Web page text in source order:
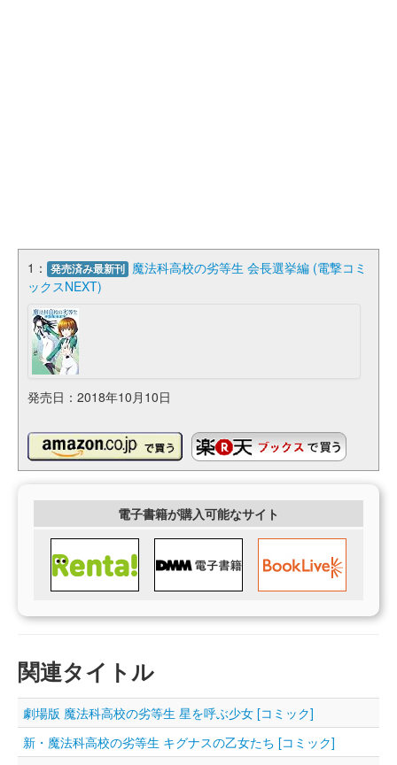
1： 発売済み最新刊 魔法科高校の劣等生 会長選挙編 (電撃コミ
ックスNEXT)
発売日：2018年10月10日
電子書籍が購入可能なサイト
関連タイトル
劇場版 魔法科高校の劣等生 星を呼ぶ少女 [コミック]
新・魔法科高校の劣等生 キグナスの乙女たち [コミック]